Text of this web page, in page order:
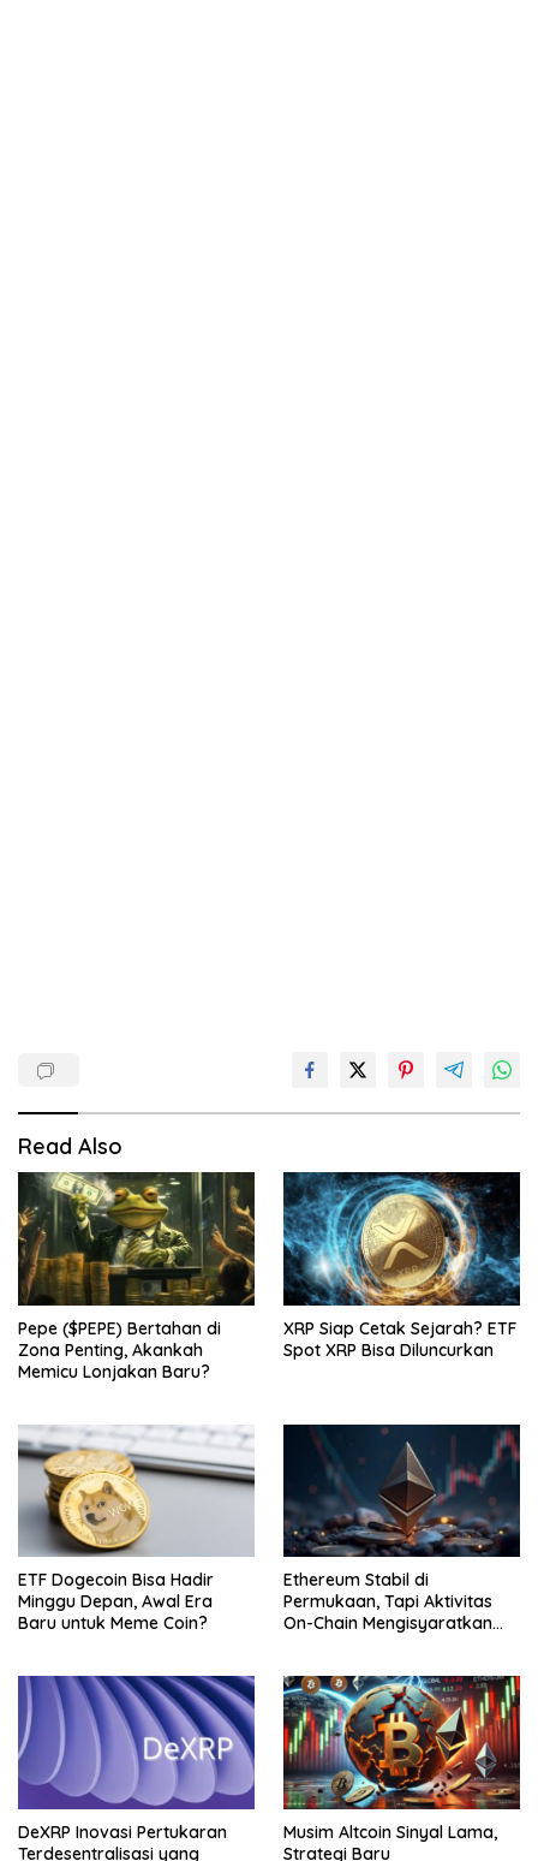
Read Also
Pepe ($PEPE) Bertahan di
Zona Penting, Akankah
Memicu Lonjakan Baru?
XRP Siap Cetak Sejarah? ETF
Spot XRP Bisa Diluncurkan
ETF Dogecoin Bisa Hadir
Minggu Depan, Awal Era
Baru untuk Meme Coin?
Ethereum Stabil di
Permukaan, Tapi Aktivitas
On-Chain Mengisyaratkan
DeXRP Inovasi Pertukaran
Terdesentralisasi yang
Musim Altcoin Sinyal Lama,
Strategi Baru